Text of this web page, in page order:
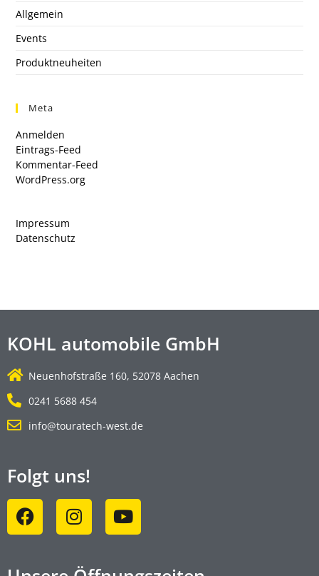
Allgemein
Events
Produktneuheiten
Meta
Anmelden
Eintrags-Feed
Kommentar-Feed
WordPress.org
Impressum
Datenschutz
KOHL automobile GmbH
Neuenhofstraße 160, 52078 Aachen
0241 5688 454
info@touratech-west.de
Folgt uns!